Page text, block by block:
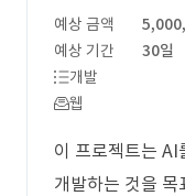
예상 금액
예상 기간
30일
개발
웹
이 프로젝트는 AI
개발하는 것을